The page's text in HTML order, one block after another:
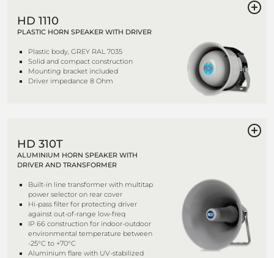
HD 1110
PLASTIC HORN SPEAKER WITH DRIVER
Plastic body, GREY RAL 7035
Solid and compact construction
Mounting bracket included
Driver impedance 8 Ohm
HD 310T
ALUMINIUM HORN SPEAKER WITH
DRIVER AND TRANSFORMER
Built-in line transformer with multitap
power selector on rear cover
Hi-pass filter for protecting driver
against out-of-range low-freq
IP 66 construction for indoor-outdoor
environmental temperature between
-25°C to +70°C
Aluminium flare with UV-stabilized